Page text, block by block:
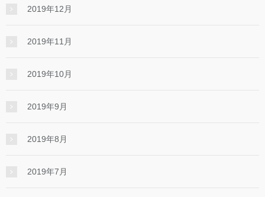
2019年12月
2019年11月
2019年10月
2019年9月
2019年8月
2019年7月